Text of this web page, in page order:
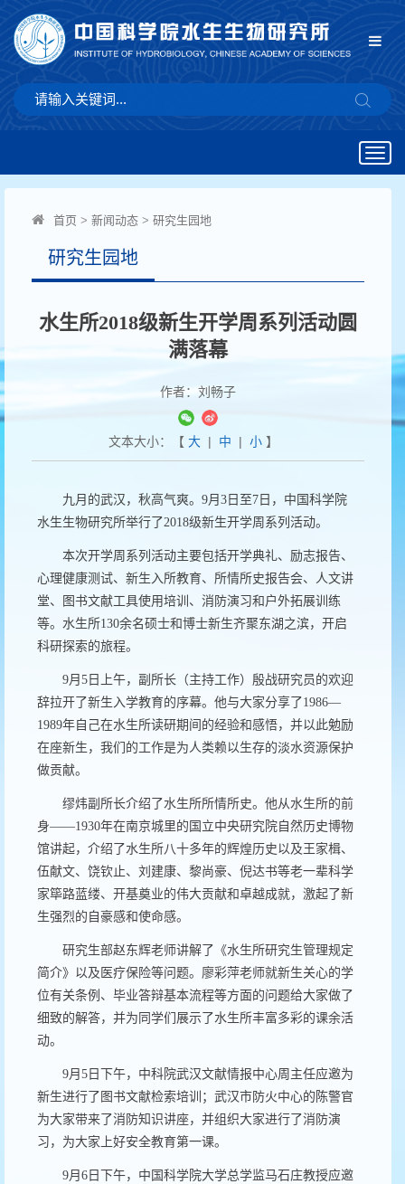
首页 > 新闻动态 > 研究生园地
研究生园地
水生所2018级新生开学周系列活动圆
满落幕
作者：刘畅子
文本大小：【 大| 中 | 小】
九月的武汉，秋高气爽。 9月 3 日至7 日，中国科学院
水生生物研究所举行了2018级新生开学周系列活动。
本次开学周系列活动主要包括开学典礼、励志报告、
心理健康测试、新生入所教育、所情所史报告会、人文讲
堂、图书文献工具使用培训、消防演习和户外拓展训练
等。水生所130余名硕士和博士新生齐聚东湖之滨，开启
科研探索的旅程。
9月 5 日上午，副所长（主持工作）殷战研究员的欢迎
辞拉开了新生入学教育的序幕。他与大家分享了 1986—
1989年自己在水生所读研期间的经验和感悟，并以此勉励
在座新生，我们的工作是为人类赖以生存的淡水资源保护
做贡献。
缪炜副所长介绍了水生所所情所史。他从水生所的前
身——1930年在南京城里的国立中央研究院自然历史博物
馆讲起，介绍了水生所八十多年的辉煌历史以及王家楫、
伍献文、饶钦止、刘建康、黎尚豪、倪达书等老一辈科学
家筚路蓝缕、开基奠业的伟大贡献和卓越成就，激起了新
生强烈的自豪感和使命感。
研究生部赵东辉老师讲解了《水生所研究生管理规定
简介》以及医疗保险等问题。廖彩萍老师就新生关心的学
位有关条例、毕业答辩基本流程等方面的问题给大家做了
细致的解答，并为同学们展示了水生所丰富多彩的课余活
动。
9月 5 日下午，中科院武汉文献情报中心周主任应邀为
新生进行了图书文献检索培训；武汉市防火中心的陈警官
为大家带来了消防知识讲座，并组织大家进行了消防演
习，为大家上好安全教育第一课。
9月 6 日下午，中国科学院大学总学监马石庄教授应邀